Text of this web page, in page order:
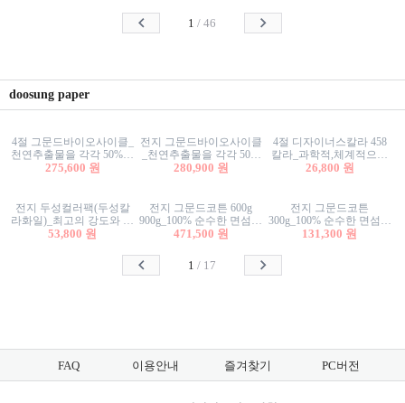
1 /46
doosung paper
4절 그문드바이오사이클_
천연추출물을 각각 50%이
상 함유한 친환경그래픽
275,600 원
전지 그문드바이오사이클
_천연추출물을 각각 50%
이상 함유한 친환경그래
280,900 원
4절 디자이너스칼라 458
칼라_과학적,체계적으로
분류된 200색을 갖춘 색지
26,800 원
전지 두성컬러팩(두성칼
라화일)_최고의 강도와 평
활성을 지닌 다양한 컬러
53,800 원
전지 그문드코튼 600g
900g_100% 순수한 면섬유
로 만든 친환경프리미엄
471,500 원
전지 그문드코튼
300g_100% 순수한 면섬유
로 만든 친환경프리미엄
131,300 원
1 / 17
FAQ 이용안내 즐겨찾기 PC버전